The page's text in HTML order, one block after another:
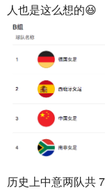
人也是这么想的😆
历史上中意两队共